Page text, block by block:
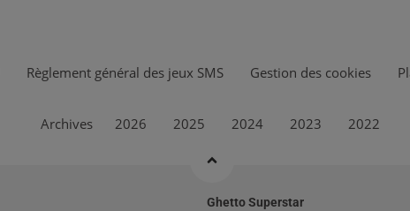
Ghetto Superstar
Règlement général des jeux SMS Gestion des cookies
Archives 2026 2025 2024 2023 2022